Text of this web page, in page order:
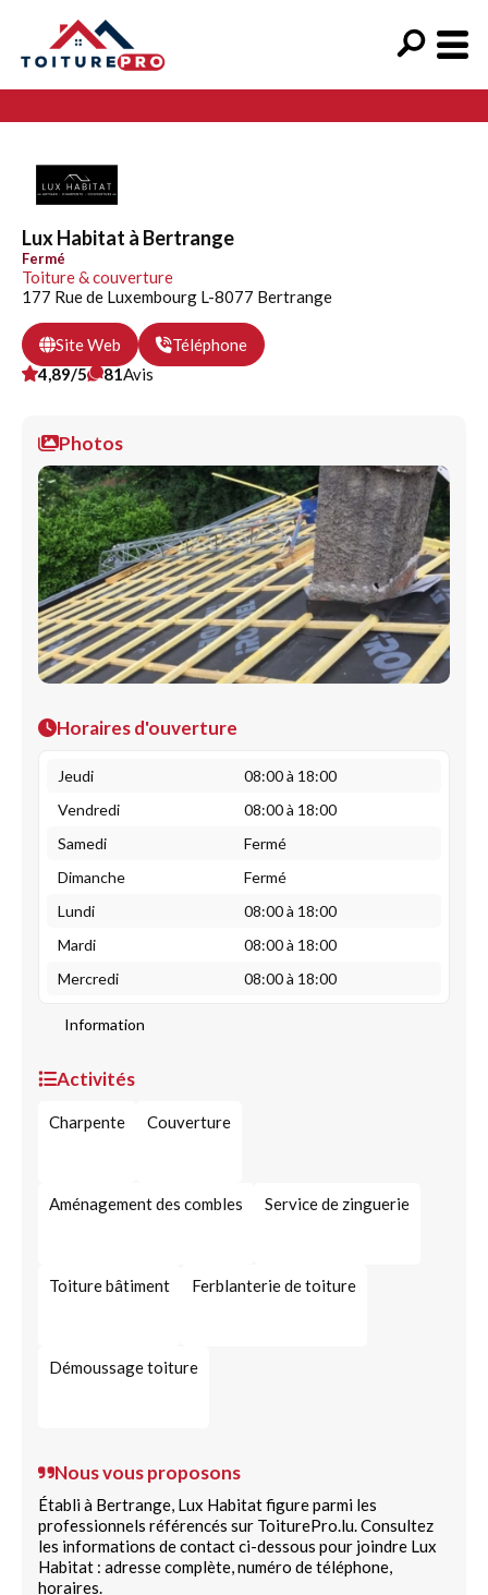
Lux Habitat à Bertrange
Fermé
Toiture & couverture
177 Rue de Luxembourg L-8077 Bertrange
Site Web
Téléphone
4,89/5
81Avis
Photos
Horaires d'ouverture
Jeudi
08:00 à 18:00
Vendredi
08:00 à 18:00
Samedi
Fermé
Dimanche
Fermé
Lundi
08:00 à 18:00
Mardi
08:00 à 18:00
Mercredi
08:00 à 18:00
Information
Activités
Charpente Couverture
Aménagement des combles Service de zinguerie
Toiture bâtiment Ferblanterie de toiture
Démoussage toiture
Nous vous proposons
Établi à Bertrange, Lux Habitat figure parmi les
professionnels référencés sur ToiturePro.lu. Consultez
les informations de contact ci-dessous pour joindre Lux
Habitat : adresse complète, numéro de téléphone,
horaires.